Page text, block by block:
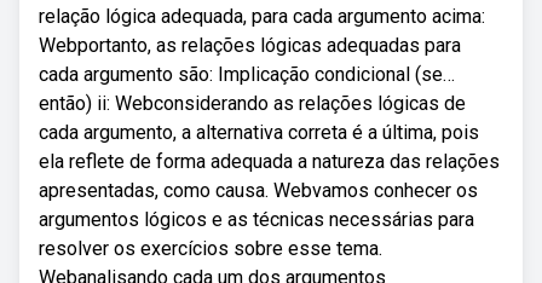
relação lógica adequada, para cada argumento acima:
Webportanto, as relações lógicas adequadas para
cada argumento são: Implicação condicional (se…
então) ii: Webconsiderando as relações lógicas de
cada argumento, a alternativa correta é a última, pois
ela reflete de forma adequada a natureza das relações
apresentadas, como causa. Webvamos conhecer os
argumentos lógicos e as técnicas necessárias para
resolver os exercícios sobre esse tema.
Webanalisando cada um dos argumentos